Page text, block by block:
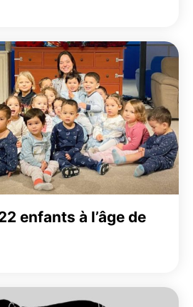
enfants à l’âge de